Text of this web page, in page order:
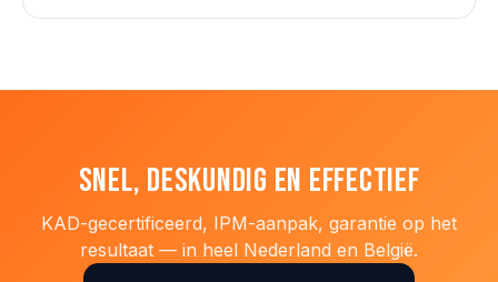
Snel, deskundig en effectief
KAD-gecertificeerd, IPM-aanpak, garantie op het
resultaat — in heel Nederland en België.